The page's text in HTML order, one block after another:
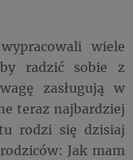
wiele
radzić sobie z
zasługują w
teraz najbardziej
rodzi się dzisiaj
Jak mam